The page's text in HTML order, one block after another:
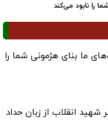
را نابود می‌کند
ما بنای هژمونی شما را
شهید انقلاب از زبان حداد